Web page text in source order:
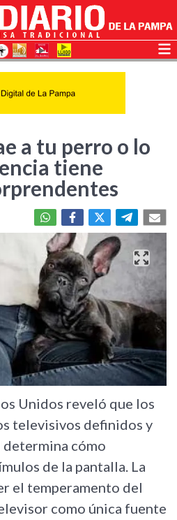
a tu perro o lo
tiene
Unidos reveló que los
televisivos definidos y
determina cómo
de la pantalla. La
el temperamento del
como única fuente